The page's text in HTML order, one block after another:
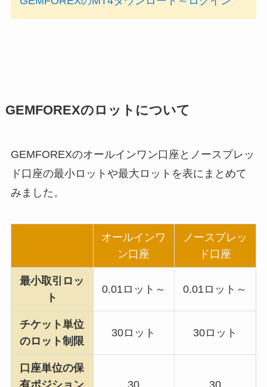
GEMFOREXのロットについて
GEMFOREXのオールインワン口座とノースプレッ
ド口座の最小ロットや最大ロットを表にまとめて
みました。
オールインワ
ン口座
ノースプレッ
ド口座
最小取引ロッ
ト
0.01ロット～ 0.01ロット～
チケット単位
のロット制限
30ロット 30ロット
口座単位の保